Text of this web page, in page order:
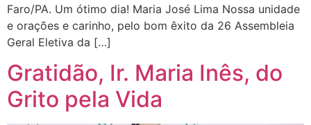
Faro/PA. Um ótimo dia! Maria José Lima ​Nossa unidade
e orações e carinho, pelo bom êxito da 26 Assembleia
Geral Eletiva da […]
Gratidão, Ir. Maria Inês, do
Grito pela Vida